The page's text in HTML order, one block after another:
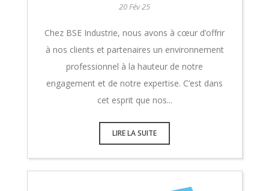
20 Fév 25
Chez BSE Industrie, nous avons à cœur d’offrir
à nos clients et partenaires un environnement
professionnel à la hauteur de notre
engagement et de notre expertise. C’est dans
cet esprit que nos...
LIRE LA SUITE